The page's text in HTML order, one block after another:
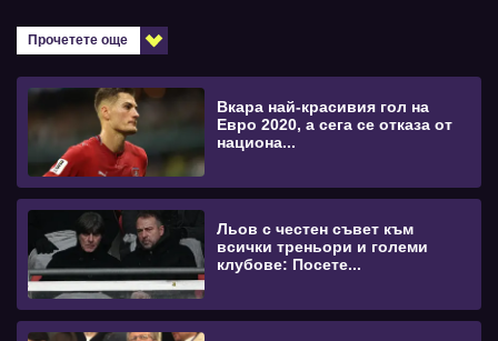
Прочетете още
Вкара най-красивия гол на
Евро 2020, а сега се отказа от
национа...
Льов с честен съвет към
всички треньори и големи
клубове: Посете...